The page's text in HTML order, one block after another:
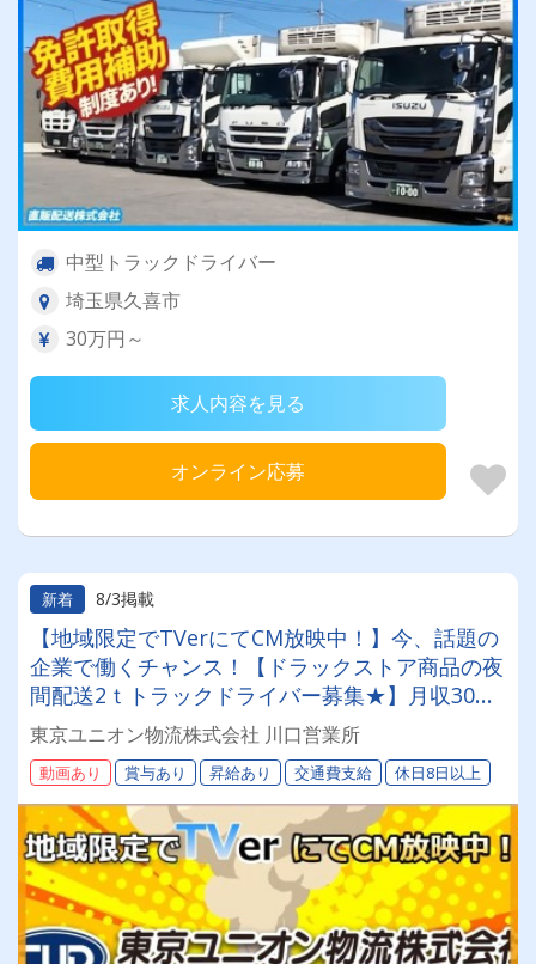
中型トラックドライバー
埼玉県久喜市
30万円～
求人内容を見る
オンライン応募
新着 8/3掲載
【地域限定でTVerにてCM放映中！】今、話題の
企業で働くチャンス！【ドラックストア商品の夜
間配送2ｔトラックドライバー募集★】月収30万
～36万円◎賞与年2回／昇給有／福利厚生充実／
仕事量安定／未経験歓迎◎【年間休日113日以
上】連休もあり◎プライベート充実可◎「安心・
安全」で働く。東京ユニオン物流でドライバーラ
イフを送りませんか？
東京ユニオン物流株式会社 川口営業所
動画あり 賞与あり 昇給あり 交通費支給 休日8日以上